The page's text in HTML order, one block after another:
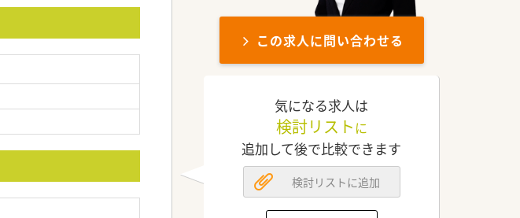
この求人に問い合わせる
気になる求人は
検討リスト に
追加して後で比較できます
検討リストに追加